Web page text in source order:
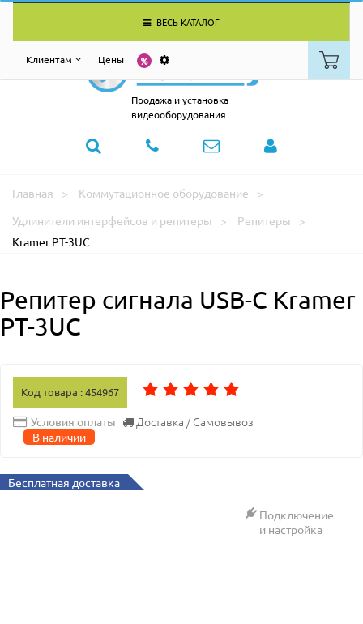
ВЕСЬ КАТАЛОГ
Клиентам Цены
Продажа и установка
видеооборудования
Главная
Коммутационное оборудование
Удлинители интерфейсов и репитеры
Репитеры
Kramer PT-3UC
Репитер сигнала USB-C Kramer
PT-3UC
Код товара : 454967
Условия оплаты Доставка / Самовывоз
В наличии
Бесплатная доставка
Подключение
и настройка